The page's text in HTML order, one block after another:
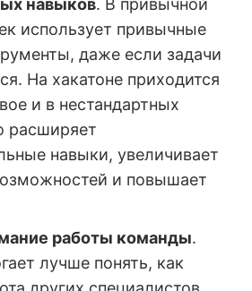
навыков. В привычной
использует привычные
даже если задачи
На хакатоне приходится
и в нестандартных
расширяет
навыки, увеличивает
и повышает
работы команды.
лучше понять, как